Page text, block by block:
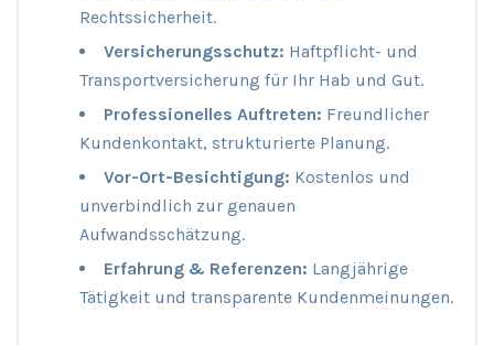
Rechtssicherheit.
Versicherungsschutz: Haftpflicht- und
Transportversicherung für Ihr Hab und Gut.
Professionelles Auftreten: Freundlicher
Kundenkontakt, strukturierte Planung.
Vor-Ort-Besichtigung: Kostenlos und
unverbindlich zur genauen
Aufwandsschätzung.
Erfahrung & Referenzen: Langjährige
Tätigkeit und transparente Kundenmeinungen.